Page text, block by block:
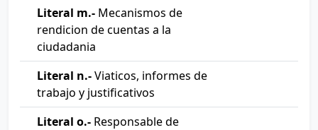
Literal m.- Mecanismos de
rendicion de cuentas a la
ciudadania
Literal n.-Viaticos, informes de
trabajo y justificativos
Literal o.- Responsable de